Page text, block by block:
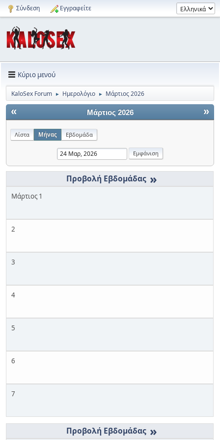
Σύνδεση Εγγραφείτε
Κύριο μενού
KaloSex Forum ► Ημερολόγιο ► Μάρτιος 2026
« »
Μάρτιος 2026
Λίστα Μήνας Εβδομάδα
»
Μάρτιος 1
2
3
4
5
6
7
»